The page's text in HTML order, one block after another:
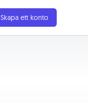
Skapa ett konto